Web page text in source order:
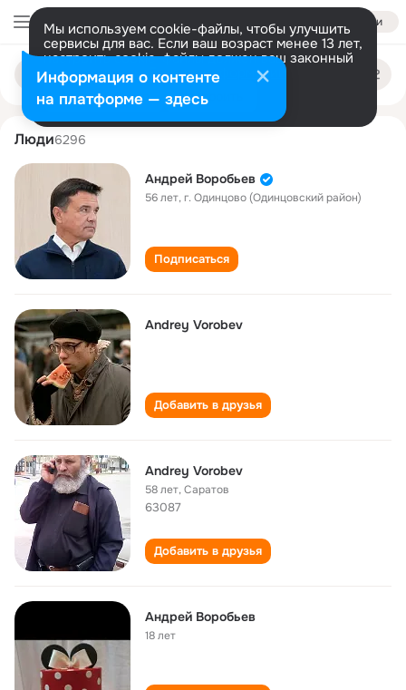
Войти
Мы используем cookie-файлы, чтобы улучшить
сервисы для вас. Если ваш возраст менее 13 лет,
настроить cookie-файлы должен ваш законный
представитель. Больше информации
Разрешить все Настроить
Поиск
людям
andrey vorobev
Люди6296
Андрей Воробьев
56 лет,г. Одинцово (Одинцовский район)
Подписаться
Andrey Vorobev
Добавить в друзья
Andrey Vorobev
58 лет,Саратов
63087
Добавить в друзья
Андрей Воробьев
18 лет
Информация о контенте
на платформе — здесь